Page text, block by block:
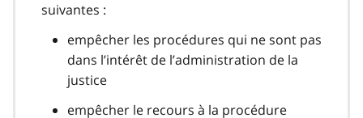
suivantes :
empêcher les procédures qui ne sont pas
dans l’intérêt de l’administration de la
justice
empêcher le recours à la procédure